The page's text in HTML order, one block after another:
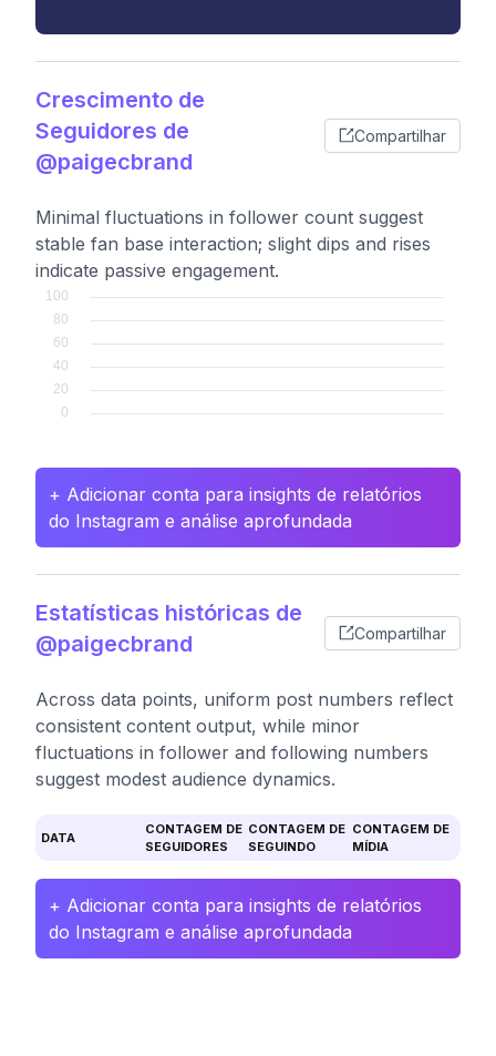
Crescimento de
Seguidores de
@paigecbrand
Compartilhar
Minimal fluctuations in follower count suggest
stable fan base interaction; slight dips and rises
indicate passive engagement.
+ Adicionar conta para insights de relatórios
do Instagram e análise aprofundada
Estatísticas históricas de
@paigecbrand
Compartilhar
Across data points, uniform post numbers reflect
consistent content output, while minor
fluctuations in follower and following numbers
suggest modest audience dynamics.
DATA
CONTAGEM DE
SEGUIDORES
CONTAGEM DE
SEGUINDO
CONTAGEM DE
MÍDIA
+ Adicionar conta para insights de relatórios
do Instagram e análise aprofundada